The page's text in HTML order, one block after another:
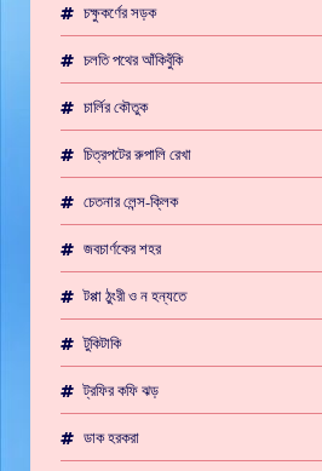
চক্ষুকর্ণের সড়ক
চলতি পথের আঁকিবুঁকি
চার্লির কৌতুক
চিত্রপটের রুপালি রেখা
চেতনার লেন্স-ক্লিক
জবচার্ণকের শহর
টপ্পা ঠুংরী ও ন হন্যতে
টুকিটাকি
ট্রফির কফি ঝড়
ডাক হরকরা